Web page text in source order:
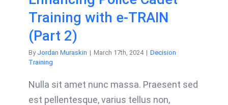
Training with e-TRAIN
(Part 2)
By Jordan Muraskin | March 17th, 2024 | Decision
Training
Nulla sit amet nunc massa. Praesent sed
est pellentesque, varius tellus non,